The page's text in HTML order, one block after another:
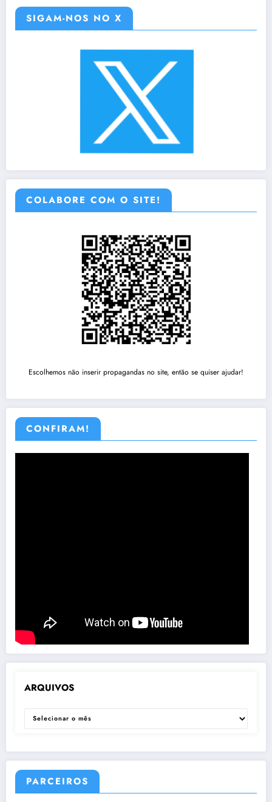
SIGAM-NOS NO X
COLABORE COM O SITE!
Escolhemos não inserir propagandas no site, então se quiser ajudar!
CONFIRAM!
ARQUIVOS
ARQUIVOS
PARCEIROS